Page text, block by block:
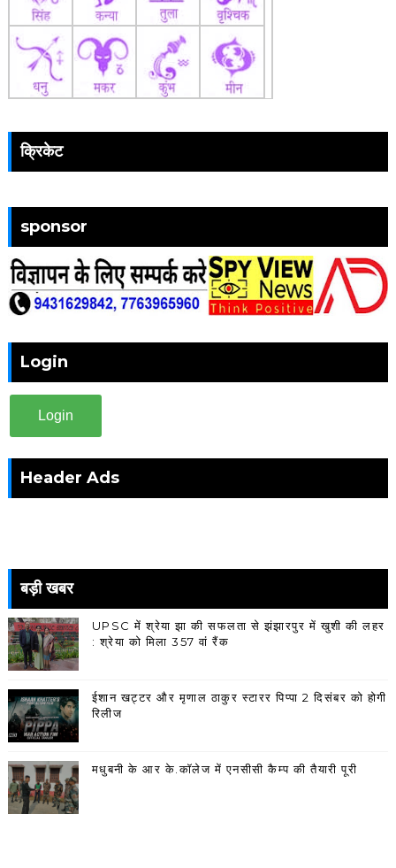
क्रिकेट
sponsor
Login
Login
Header Ads
बड़ी खबर
UPSC में श्रेया झा की सफलता से झंझारपुर में खुशी की लहर
: श्रेया को मिला 357 वां रैंक
ईशान खट्टर और मृणाल ठाकुर स्टारर पिप्पा 2 दिसंबर को होगी
रिलीज
मधुबनी के आर के.कॉलेज में एनसीसी कैम्प की तैयारी पूरी